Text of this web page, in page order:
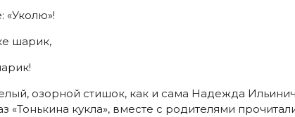
«Уколю»!
шарик,
озорной стишок, как и сама Надежда
«Тонькина кукла», вместе с родителями